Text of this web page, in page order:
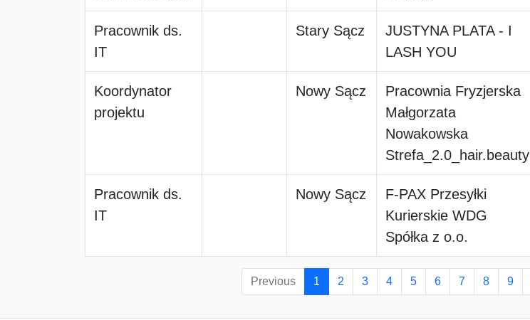
Pracownik ds.
IT
Stary Sącz
JUSTYNA PLATA - I
LASH YOU
Koordynator
projektu
Nowy Sącz
Pracownia Fryzjerska
Małgorzata
Nowakowska
Strefa_2.0_hair.beauty
Pracownik ds.
IT
Nowy Sącz
F-PAX Przesyłki
Kurierskie WDG
Spółka z o.o.
Previous 1 2 3 4 5 6 7 8 9